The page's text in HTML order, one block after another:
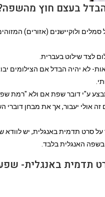
בעצם חוץ
סמלים ולוקיישנים (אזורים)
לצד שילוט בעברית.
לא יהיה הבדל אם הצילומים
ע"י דובר שפת אם ולא "רמת
אולי יעבור, אך את מבחן דוברי
סרט תדמית באנגלית, יש לוודא
בשפה האנגלית בלבד.
תדמית באנגלית-